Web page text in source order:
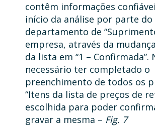
contêm informações
início da análise por parte do
departamento de
empresa, através da
da lista em “1 – Confirmada”.
necessário ter completado o
preenchimento de todos os
“Itens da lista de preços de
escolhida para poder
gravar a mesma – Fig. 7